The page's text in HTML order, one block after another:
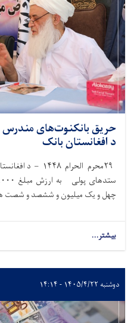
حریق بانکنوت‌های
د افغانستان بانک
۲۹محرم الحرام۱۴۴۸ –
د
ستدهای پولی به ارزش مبلغ
چهل و یک میلیون و ششصد و شصت
بیشتر...
دوشنبه ۱۴۰۵/۴/۲۲ - ۱۴:۱۴